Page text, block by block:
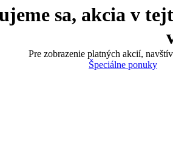
sa, akcia v
Pre zobrazenie platných akcií,
Špeciálne ponuky